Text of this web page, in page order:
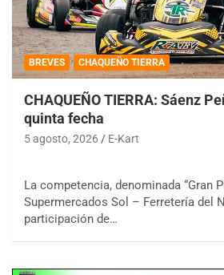
BREVES CHAQUEÑO TIERRA
CHAQUEÑO TIERRA: Sáenz
quinta fecha
5 agosto, 2026 E-Kart
La competencia, denominada “Gran
Supermercados Sol – Ferretería del
participación de…